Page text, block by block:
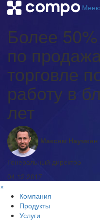
Меню
Более
по
торговле
работу в
лет
Максим Наумкин
Генеральный директор
04.12.2017
×
Компания
Продукты
Услуги